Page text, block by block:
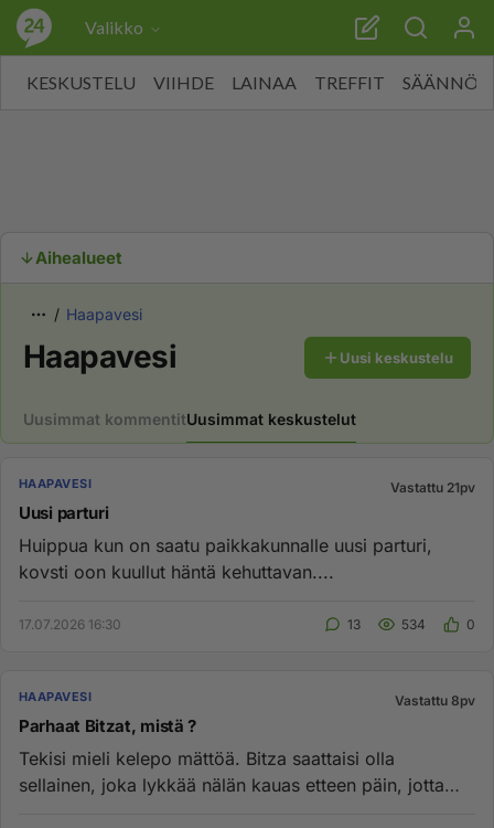
Valikko
KESKUSTELU VIIHDE LAINAA TREFFIT SÄÄNNÖT
Aihealueet
Haapavesi
Haapavesi Uusi keskustelu
Uusimmat kommentitUusimmat keskustelut
HAAPAVESI Vastattu 21pv
Uusi parturi
Huippua kun on saatu paikkakunnalle uusi parturi,
kovsti oon kuullut häntä kehuttavan....
17.07.2026 16:30 13 534 0
HAAPAVESI Vastattu 8pv
Parhaat Bitzat, mistä ?
Tekisi mieli kelepo mättöä. Bitza saattaisi olla
sellainen, joka lykkää nälän kauas etteen päin, jotta